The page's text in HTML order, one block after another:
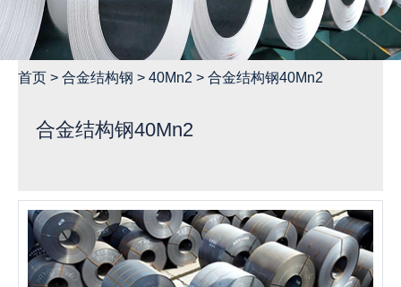
首页 > 合金结构钢 > 40Mn2 > 合金结构钢40Mn2
合金结构钢40Mn2